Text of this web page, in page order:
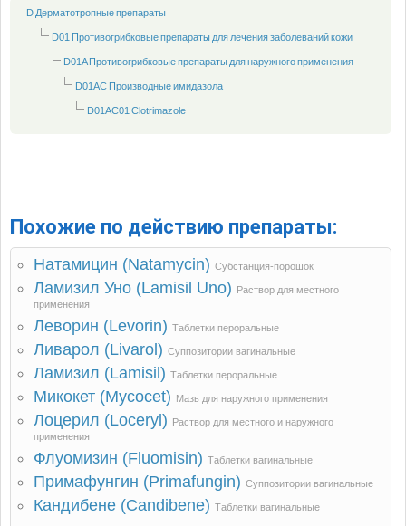
D Дерматотропные препараты
D01 Противогрибковые препараты для лечения заболеваний кожи
D01A Противогрибковые препараты для наружного применения
D01AC Производные имидазола
D01AC01 Clotrimazole
Похожие по действию препараты:
Натамицин (Natamycin) Субстанция-порошок
Ламизил Уно (Lamisil Uno) Раствор для местного
применения
Леворин (Levorin) Таблетки пероральные
Ливарол (Livarol) Суппозитории вагинальные
Ламизил (Lamisil) Таблетки пероральные
Микокет (Mycocet) Мазь для наружного применения
Лоцерил (Loceryl) Раствор для местного и наружного
применения
Флуомизин (Fluomisin) Таблетки вагинальные
Примафунгин (Primafungin) Суппозитории вагинальные
Кандибене (Candibene) Таблетки вагинальные